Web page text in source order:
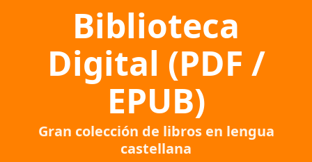
Biblioteca
Digital (PDF /
EPUB)
Gran colección de libros en lengua
castellana